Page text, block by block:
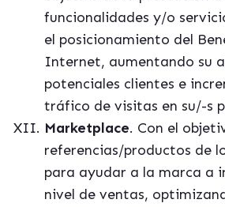
funcionalidades y/o
el posicionamiento del
Internet, aumentando su
potenciales clientes e
tráfico de visitas en su/-s
Marketplace. Con el
referencias/productos de
para ayudar a la marca a
nivel de ventas,